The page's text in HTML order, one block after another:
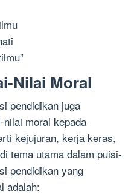
Nilai Moral
pendidikan juga
moral kepada
kejujuran, kerja keras,
tema utama dalam puisi-
pendidikan yang
adalah: